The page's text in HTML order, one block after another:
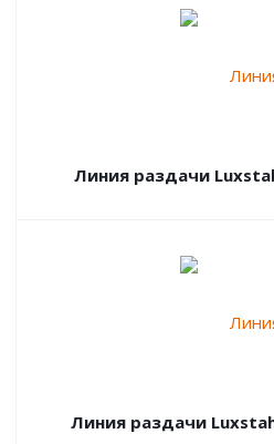
Линия раздачи
Линия раздачи